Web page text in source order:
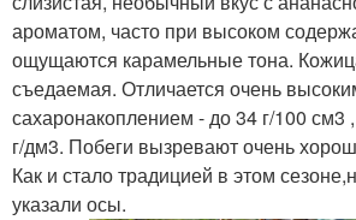
ароматом, часто при высоком
ощущаются карамельные тона.
съедаемая. Отличается очень
сахаронакоплением - до 34 г/100 см3
г/дм3. Побеги вызревают очень
Как и стало традицией в этом
указали осы.